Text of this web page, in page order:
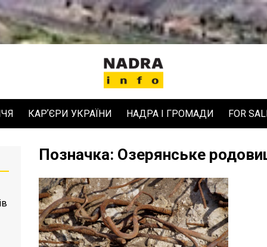
КАРʼЄРИ УКРАЇНИ НАДРА І ГРОМАДИ FOR
Позначка: Озерянське